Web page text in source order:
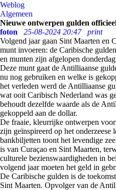
Weblog
Algemeen
Nieuwe ontwerpen gulden
foton
25-08-2024 20:47
print
Volgend jaar gaan Sint Maarten en
munt invoeren: de Caribische
en munten zijn afgelopen
Deze munt gaat de Antilliaanse
nu nog gebruiken en welke is
het verleden werd de Antilliaanse
wat ooit Caribisch Nederland was
behoudt dezelfde waarde als de
gekoppeld aan de dollar.
De fraaie, kleurrijke ontwerpen
zijn geïnspireerd op het onderzeese
bankbiljetten toont het levendige
is van Curaçao en Sint Maarten,
culturele bezienswaardigheden in
volgend jaar moeten het geld in
De Caribische gulden is de
Sint Maarten. Opvolger van de